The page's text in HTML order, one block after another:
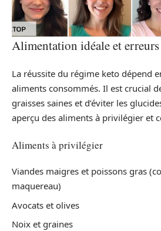
Alimentation idéale et
La réussite du régime keto dépend
aliments consommés. Il est crucial
graisses saines et d’éviter les
aperçu des aliments à privilégier et
Aliments à privilégier
Viandes maigres et poissons gras
maquereau)
Avocats et olives
Noix et graines